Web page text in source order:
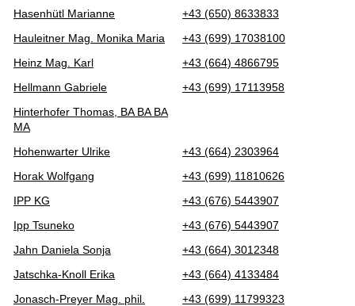
Hasenhütl Marianne
+43 (650) 8633833
Hauleitner Mag. Monika Maria
+43 (699) 17038100
Heinz Mag. Karl
+43 (664) 4866795
Hellmann Gabriele
+43 (699) 17113958
Hinterhofer Thomas, BA BA BA
MA
Hohenwarter Ulrike
+43 (664) 2303964
Horak Wolfgang
+43 (699) 11810626
IPP KG
+43 (676) 5443907
Ipp Tsuneko
+43 (676) 5443907
Jahn Daniela Sonja
+43 (664) 3012348
Jatschka-Knoll Erika
+43 (664) 4133484
Jonasch-Preyer Mag. phil.
+43 (699) 11799323